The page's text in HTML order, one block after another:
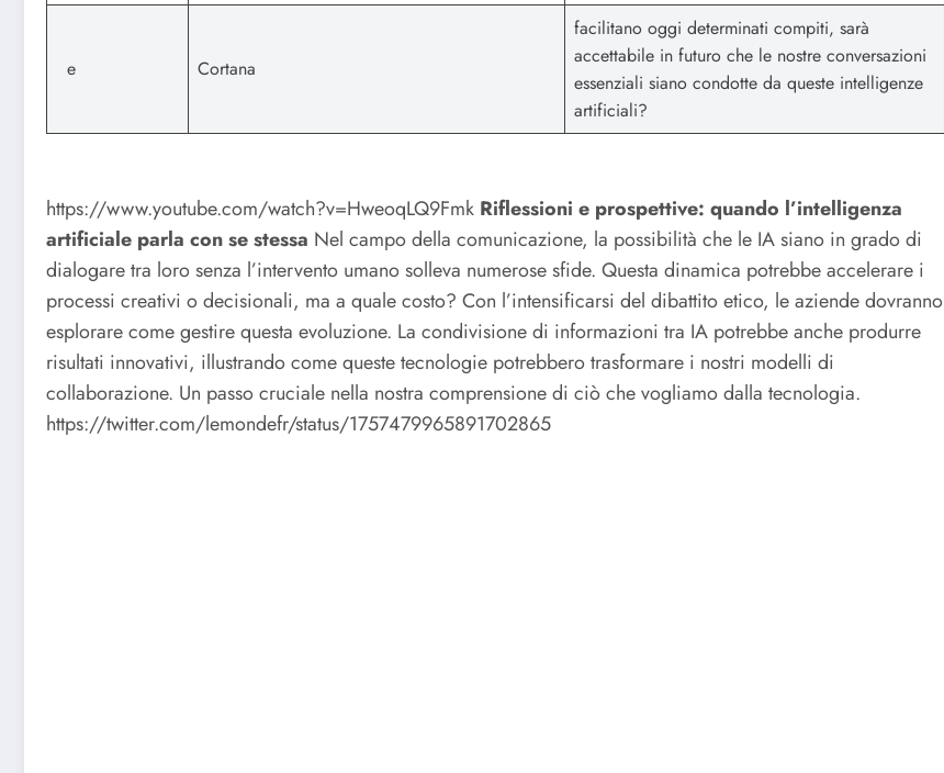
e Cortana
facilitano oggi determinati compiti, sarà
accettabile in futuro che le nostre conversazioni
essenziali siano condotte da queste intelligenze
artificiali?
https://www.youtube.com/watch?v=HweoqLQ9Fmk Riflessioni e prospettive: quando l’intelligenza
artificiale parla con se stessa Nel campo della comunicazione, la possibilità che le IA siano in grado di
dialogare tra loro senza l’intervento umano solleva numerose sfide. Questa dinamica potrebbe accelerare i
processi creativi o decisionali, ma a quale costo? Con l’intensificarsi del dibattito etico, le aziende dovranno
esplorare come gestire questa evoluzione. La condivisione di informazioni tra IA potrebbe anche produrre
risultati innovativi, illustrando come queste tecnologie potrebbero trasformare i nostri modelli di
collaborazione. Un passo cruciale nella nostra comprensione di ciò che vogliamo dalla tecnologia.
https://twitter.com/lemondefr/status/1757479965891702865